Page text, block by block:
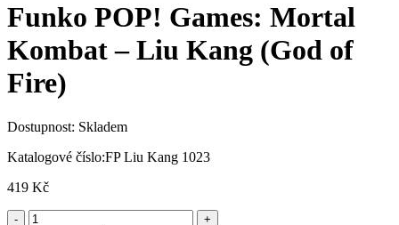
Funko POP! Games: Mortal
Kombat – Liu Kang (God of
Fire)
Dostupnost: Skladem
Katalogové číslo:FP Liu Kang 1023
419 Kč